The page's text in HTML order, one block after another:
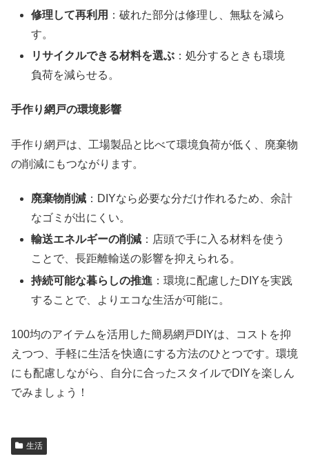
修理して再利用 ：破れた部分は修理し、無駄を減ら
す。
リサイクルできる材料を選ぶ ：処分するときも環境
負荷を減らせる。
手作り網戸の環境影響
手作り網戸は、工場製品と比べて環境負荷が低く、廃棄物
の削減にもつながります。
廃棄物削減 ：DIYなら必要な分だけ作れるため、余計
なゴミが出にくい。
輸送エネルギーの削減 ：店頭で手に入る材料を使う
ことで、長距離輸送の影響を抑えられる。
持続可能な暮らしの推進 ：環境に配慮したDIYを実践
することで、よりエコな生活が可能に。
100均のアイテムを活用した簡易網戸DIYは、コストを抑
えつつ、手軽に生活を快適にする方法のひとつです。環境
にも配慮しながら、自分に合ったスタイルでDIYを楽しん
でみましょう！
生活